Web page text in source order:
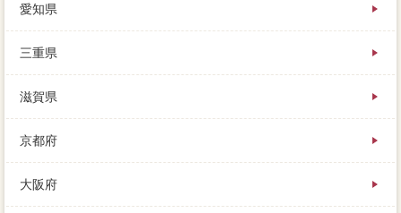
愛知県
三重県
滋賀県
京都府
大阪府